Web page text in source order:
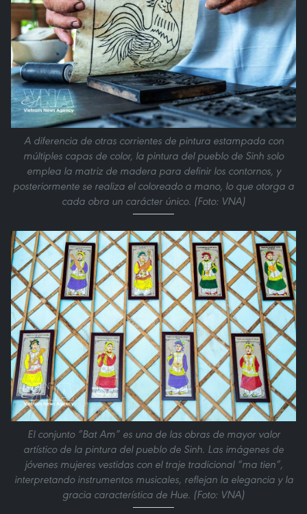
A diferencia de otras corrientes de pintura estampada con
múltiples capas de color, la pintura del pueblo de Sinh solo
emplea la matriz de madera para definir los contornos, y
posteriormente se realiza el coloreado a mano, lo que otorga a
cada obra un carácter único. (Foto: VNA)
El conjunto “Bat Am” es una de las obras de mayor valor
artístico de la pintura del pueblo de Sinh. Las imágenes de
jóvenes mujeres vestidas con el traje tradicional “ma tien”,
interpretando instrumentos musicales, reflejan la elegancia y la
gracia característica de Hue. (Foto: VNA)